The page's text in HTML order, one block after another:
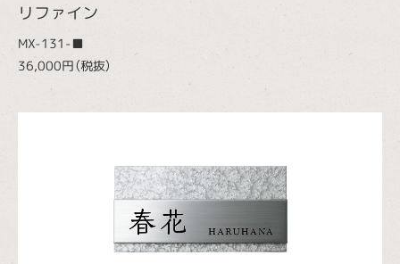
リファイン
MX-131-■
36,000円（税抜）